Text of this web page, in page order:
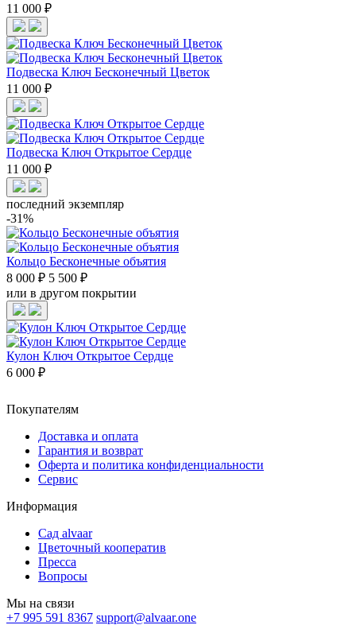
11 000 ₽
Подвеска Ключ Бесконечный Цветок
11 000 ₽
Подвеска Ключ Открытое Сердце
11 000 ₽
последний экземпляр
-31%
Кольцо Бесконечные объятия
8 000 ₽ 5 500 ₽
или в другом покрытии
Кулон Ключ Открытое Сердце
6 000 ₽
Покупателям
Доставка и оплата
Гарантия и возврат
Оферта и политика конфиденциальности
Сервис
Информация
Сад alvaar
Цветочный кооператив
Пресса
Вопросы
Мы на связи
+7 995 591 8367 support@alvaar.one